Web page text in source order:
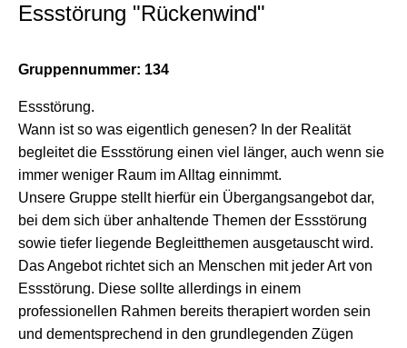
Essstörung "Rückenwind"
Gruppennummer: 134
Essstörung.
Wann ist so was eigentlich genesen? In der Realität
begleitet die Essstörung einen viel länger, auch wenn sie
immer weniger Raum im Alltag einnimmt.
Unsere Gruppe stellt hierfür ein Übergangsangebot dar,
bei dem sich über anhaltende Themen der Essstörung
sowie tiefer liegende Begleitthemen ausgetauscht wird.
Das Angebot richtet sich an Menschen mit jeder Art von
Essstörung. Diese sollte allerdings in einem
professionellen Rahmen bereits therapiert worden sein
und dementsprechend in den grundlegenden Zügen